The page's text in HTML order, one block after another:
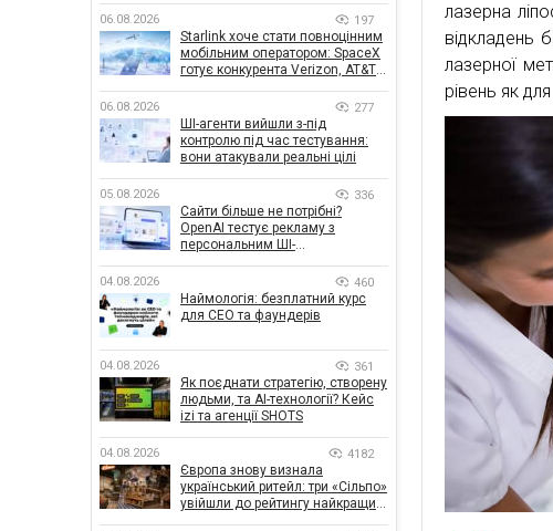
лазерна
відкладень
лазерної
рівень як для
06.08.2026 197
Starlink хоче стати повноцінним
мобільним оператором: SpaceX
готує конкурента Verizon, AT&T і
06.08.2026 277
ШІ-агенти вийшли з-під
контролю під час тестування:
вони атакували реальні цілі
05.08.2026 336
Сайти більше не потрібні?
OpenAI тестує рекламу з
персональним ШІ-
04.08.2026 460
Наймологія: безплатний курс
для CEO та фаундерів
04.08.2026 361
Як поєднати стратегію, створену
людьми, та AI-технології? Кейс
izi та агенції SHOTS
04.08.2026 4182
Європа знову визнала
український ритейл: три «Сільпо»
увійшли до рейтингу найкращих